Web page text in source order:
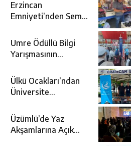
Erzincan
Emniyeti’nden Semt
Bilgilendirme
Faaliyeti
Umre Ödüllü Bilgi
Yarışmasının
Topraklara
Uğurlandı
Ülkü Ocakları’ndan
Üniversite
Desteği
Üzümlü’de Yaz
Akşamlarına Açık